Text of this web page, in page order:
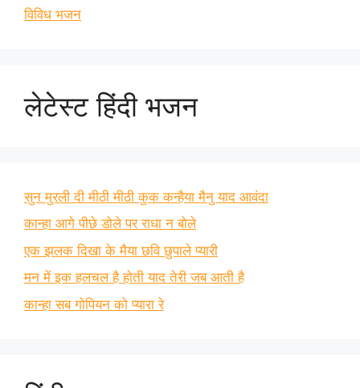
विविध भजन
लेटेस्ट हिंदी भजन
सुन मुरली दी मीठी मीठी कुक कन्हैया मैनु याद आवंदा
कान्हा आगे पीछे डोले पर राधा न बोले
एक झलक दिखा के मैया छवि छुपाले प्यारी
मन में इक हलचल है होती याद तेरी जब आती है
कान्हा सब गोपियन को प्यारा रे